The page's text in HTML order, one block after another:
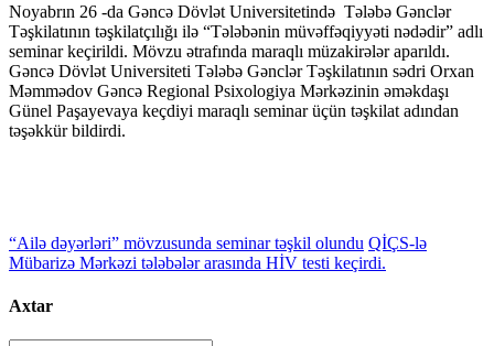
Noyabrın 26 -da Gəncə Dövlət Universitetində Tələbə Gənclər
Təşkilatının təşkilatçılığı ilə “Tələbənin müvəffəqiyyəti nədədir” adlı
seminar keçirildi. Mövzu ətrafında maraqlı müzakirələr aparıldı.
Gəncə Dövlət Universiteti Tələbə Gənclər Təşkilatının sədri Orxan
Məmmədov Gəncə Regional Psixologiya Mərkəzinin əməkdaşı
Günel Paşayevaya keçdiyi maraqlı seminar üçün təşkilat adından
təşəkkür bildirdi.
“Ailə dəyərləri” mövzusunda seminar təşkil olundu QİÇS-lə
Mübarizə Mərkəzi tələbələr arasında HİV testi keçirdi.
Axtar